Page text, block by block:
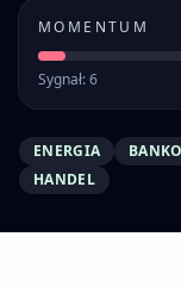
MOMENTUM
Sygnał: 6
ENERGIA
HANDEL